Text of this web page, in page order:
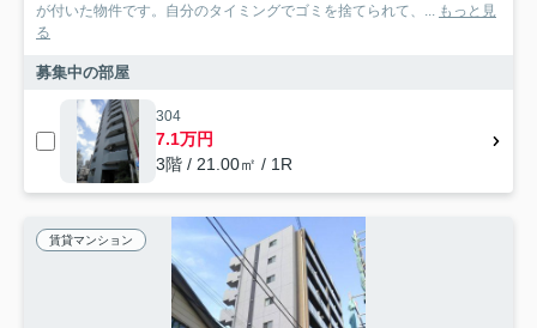
が付いた物件です。自分のタイミングでゴミを捨てられて、... もっと見
る
募集中の部屋
304
7.1万円
3階 / 21.00㎡ / 1R
賃貸マンション